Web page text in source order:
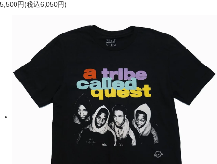
5,500円(税込6,050円)